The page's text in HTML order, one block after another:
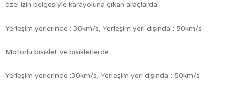
özel izin belgesiyle karayoluna çıkan araçlarda
Yerleşim yerlerinde : 30km/s, Yerleşim yeri dışında : 50km/s
Motorlu bisiklet ve bisikletlerde
Yerleşim yerlerinde :30km/s, Yerleşim yeri dışında : 50km/s